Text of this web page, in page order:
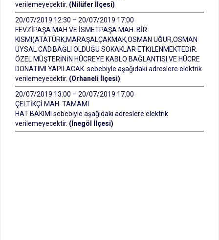
verilemeyecektir. (Nilüfer İlçesi)
20/07/2019 12:30 – 20/07/2019 17:00
FEVZİPAŞA MAH VE İSMETPAŞA MAH. BİR
KISMI(ATATÜRK,MARAŞALÇAKMAK,OSMAN UĞUR,OSMAN
UYSAL CAD.BAĞLI OLDUĞU SOKAKLAR ETKİLENMEKTEDİR.
ÖZEL MÜŞTERİNİN HÜCREYE KABLO BAĞLANTISI VE HÜCRE
DONATIMI YAPILACAK. sebebiyle aşağıdaki adreslere elektrik
verilemeyecektir. (Orhaneli İlçesi)
20/07/2019 13:00 – 20/07/2019 17:00
ÇELTİKÇİ MAH. TAMAMI
HAT BAKIMI sebebiyle aşağıdaki adreslere elektrik
verilemeyecektir. (İnegöl İlçesi)